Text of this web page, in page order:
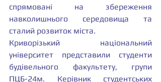
спрямовані на збереження
навколишнього середовища та
сталий розвиток міста.
Криворізький національний
університет представили студенти
будівельного факультету, групи
ПЦБ-24м. Керівник студентських